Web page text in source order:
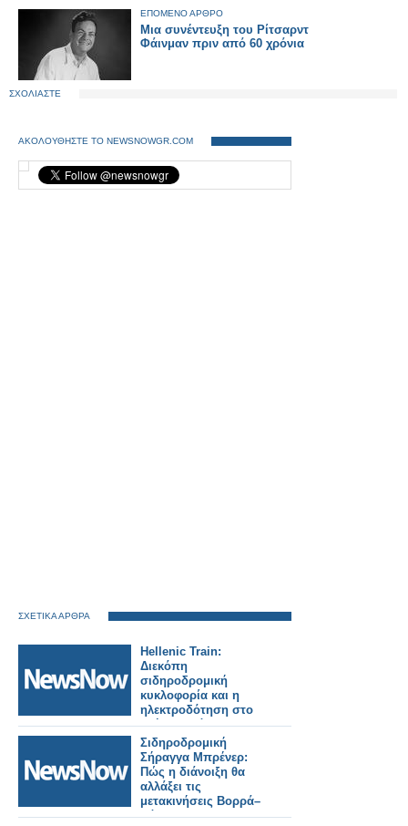
ΕΠΟΜΕΝΟ ΑΡΘΡΟ
Μια συνέντευξη του Ρίτσαρντ
Φάινμαν πριν από 60 χρόνια
ΣΧΟΛΙΑΣΤΕ
ΑΚΟΛΟΥΘΗΣΤΕ ΤΟ NEWSNOWGR.COM
ΣΧΕΤΙΚΑ ΑΡΘΡΑ
Hellenic Train:
Διεκόπη
σιδηροδρομική
κυκλοφορία και η
ηλεκτροδότηση στο
τμήμα Οινόη –
Χαλκίδα, εξαιτίας
πυρκαγιάς.
Σιδηροδρομική
Σήραγγα Μπρένερ:
Πώς η διάνοιξη θα
αλλάξει τις
μετακινήσεις Βορρά–
Νότου.